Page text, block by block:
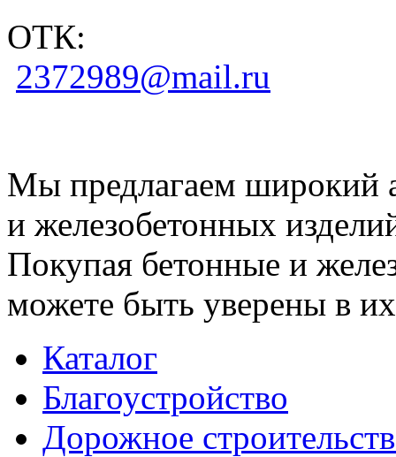
ОТК:
2372989@mail.ru
Мы предлагаем широкий
и железобетонных
Покупая бетонные и
можете быть уверены в их
Каталог
Благоустройство
Дорожное